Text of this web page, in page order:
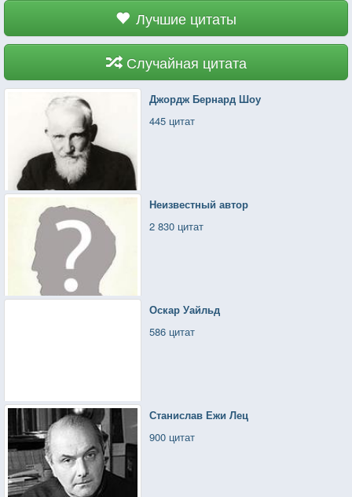
Лучшие цитаты
Случайная цитата
Джордж Бернард Шоу
445 цитат
Неизвестный автор
2 830 цитат
Оскар Уайльд
586 цитат
Станислав Ежи Лец
900 цитат